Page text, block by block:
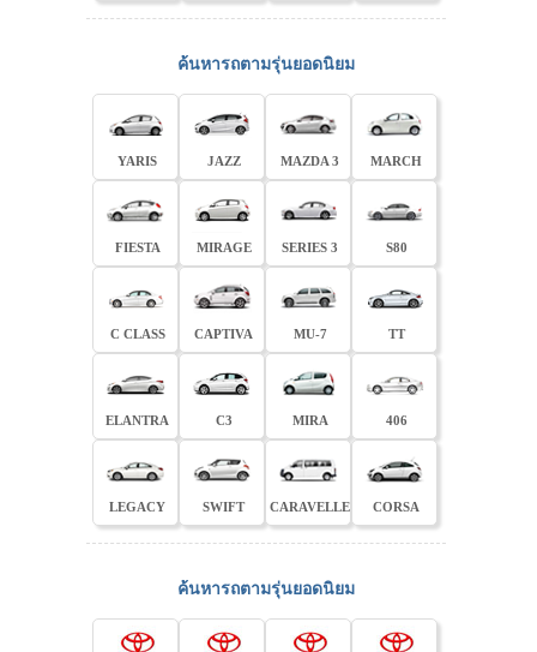
ค้นหารถตามรุ่นยอดนิยม
YARIS JAZZ MAZDA 3 MARCH
FIESTA MIRAGE SERIES 3 S80
C CLASS CAPTIVA MU-7 TT
ELANTRA C3 MIRA 406
LEGACY SWIFT CARAVELLE CORSA
ค้นหารถตามรุ่นยอดนิยม